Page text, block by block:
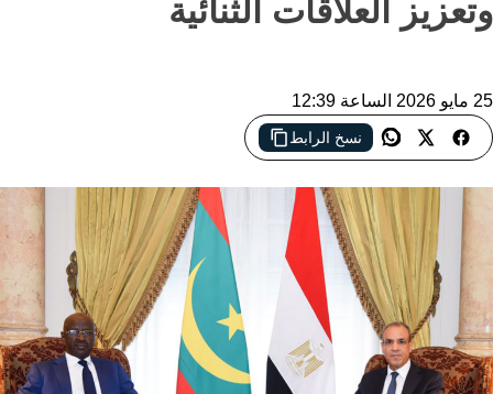
وتعزيز العلاقات الثنائية
25 مايو 2026 الساعة 12:39
نسخ الرابط